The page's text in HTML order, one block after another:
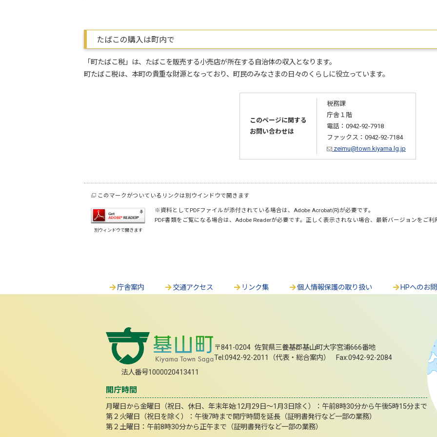
たばこの購入は町内で
「町たばこ税」は、たばこを販売する小売店が所在する自治体の収入となります。
町たばこ税は、本町の貴重な財源となっており、町民のみなさまの日々のくらしに役立っています。
このページに関する
お問い合わせは
税務課
庁舎１階
電話：0942-92-7918
ファックス：0942-92-7184
zeimu@town.kiyama.lg.jp
このマークがついているリンクは別ウインドウで開きます
別ウィンドウで開きます
※資料としてPDFファイルが添付されている場合は、Adobe Acrobat(R)が必要です。
PDF書類をご覧になる場合は、Adobe Readerが必要です。正しく表示されない場合、最新バージョンをご利
庁舎案内 交通アクセス リンク集 個人情報保護の取り扱い HPへのお
法人番号1000020413411
〒841-0204 佐賀県三養基郡基山町大字宮浦666番地
Tel:0942-92-2011（代表・総合案内） Fax:0942-92-2084
開庁時間
月曜日から金曜日（祝日、休日、年末年始:12月29日～1月3日除く）：午前8時30分から午後5時15分まで
第２火曜日（祝日を除く）：午後7時まで開庁時間を延長（証明書発行など一部の業務）
第２土曜日：午前8時30分から正午まで（証明書発行など一部の業務）